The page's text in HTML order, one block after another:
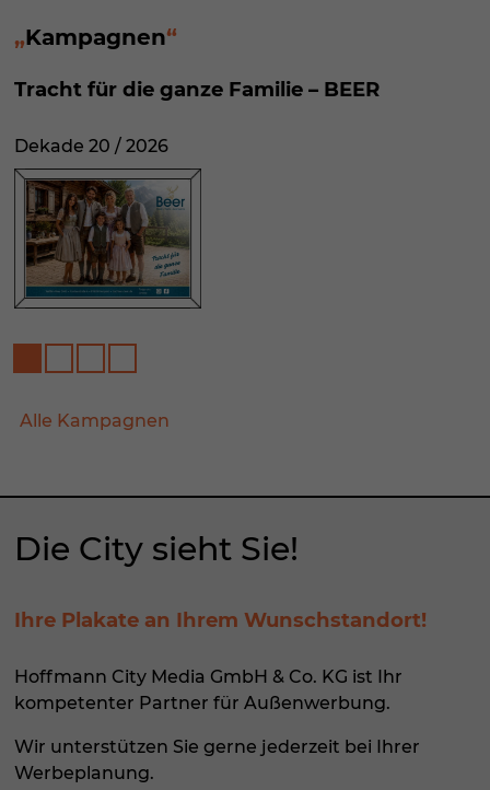
Kampagnen
Tracht für die ganze Familie – BEER
Dekade 20 / 2026
Alle Kampagnen
Die City sieht Sie!
Ihre Plakate an Ihrem Wunschstandort!
Hoffmann City Media GmbH & Co. KG ist Ihr
kompetenter Partner für Außenwerbung.
Wir unterstützen Sie gerne jederzeit bei Ihrer
Werbeplanung.